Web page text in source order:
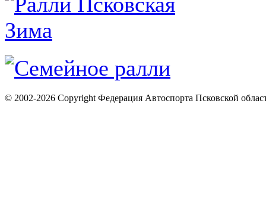
© 2002-2026 Copyright Федерация Автоспорта Псковской